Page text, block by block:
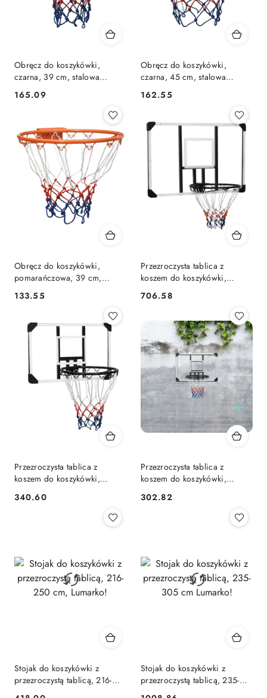
Obręcz do koszykówki,
czarna, 39 cm, stalowa
Cena:
165.09
Obręcz do koszykówki,
czarna, 45 cm, stalowa
Cena:
162.55
Obręcz do koszykówki,
pomarańczowa, 39 cm,
stalowa Lumarko!
Cena:
133.55
Przezroczysta tablica z
koszem do koszykówki,
106x69x3 cm Lumarko!
Cena:
706.58
Przezroczysta tablica z
koszem do koszykówki,
Cena:
340.60
Przezroczysta tablica z
koszem do koszykówki,
Cena:
302.82
Stojak do koszykówki z
przezroczystą tablicą, 216-
Stojak do koszykówki z
przezroczystą tablicą, 235-